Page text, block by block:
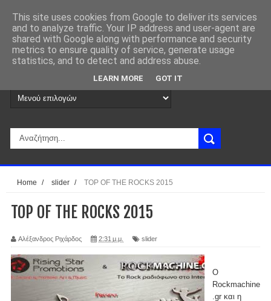
Home / slider / TOP OF THE ROCKS 2015
TOP OF THE ROCKS 2015
Αλέξανδρος Ριχάρδος 2:31 μ.μ. slider
O
Rockmachine
.gr και η
This site uses cookies from Google to deliver its services
and to analyze traffic. Your IP address and user-agent are
shared with Google along with performance and security
metrics to ensure quality of service, generate usage
statistics, and to detect and address abuse.
LEARN MORE GOT IT